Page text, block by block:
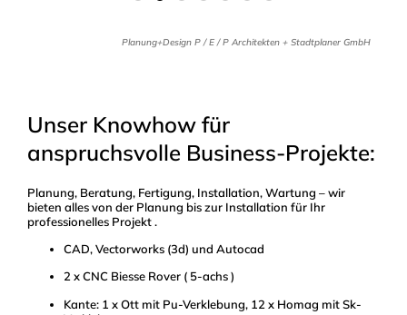
Planung+Design P / E / P Architekten + Stadtplaner GmbH
Unser Knowhow für
anspruchsvolle Business-Projekte:
Planung, Beratung, Fertigung, Installation, Wartung – wir
bieten alles von der Planung bis zur Installation für Ihr
professionelles Projekt .
CAD, Vectorworks (3d) und Autocad
2 x CNC Biesse Rover ( 5-achs )
Kante: 1 x Ott mit Pu-Verklebung, 12 x Homag mit Sk-